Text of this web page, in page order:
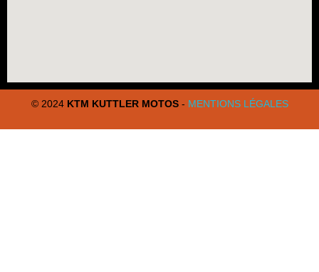
© 2024 KTM KUTTLER MOTOS- MENTIONS LÉGALES